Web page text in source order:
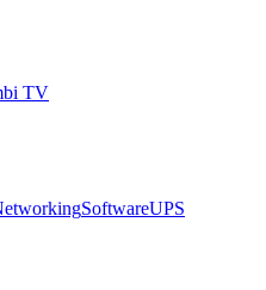
TV
SoftwareUPS